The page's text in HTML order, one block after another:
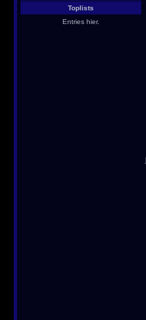
Toplists
Entries hier.